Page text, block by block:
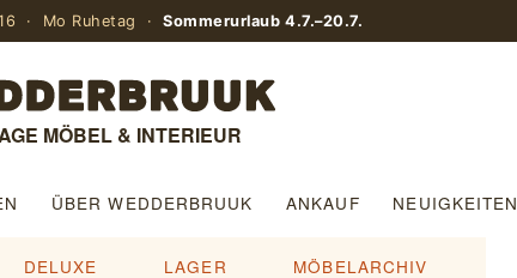
· Mo Ruhetag ·Sommerurlaub 4.7.–20.7.
MÖBEL & INTERIEUR
ÜBER WEDDERBRUUK ANKAUF NEUIGKEITEN
DELUXE LAGER MÖBELARCHIV